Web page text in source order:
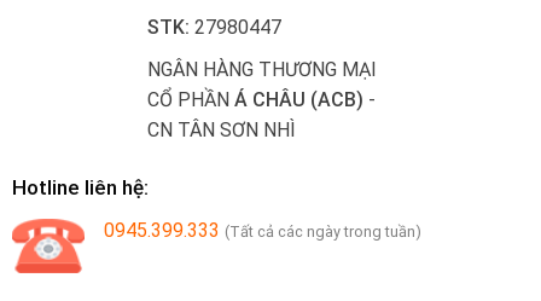
STK: 27980447
NGÂN HÀNG THƯƠNG MẠI
CỔ PHẦN Á CHÂU (ACB) -
CN TÂN SƠN NHÌ
Hotline liên hệ:
0945.399.333 (Tất cả các ngày trong tuần)